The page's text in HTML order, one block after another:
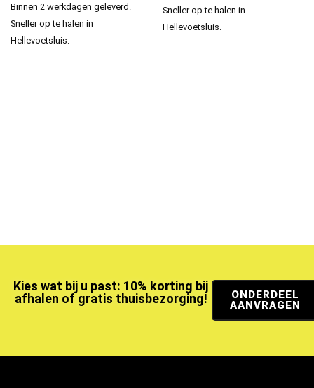
Binnen 2 werkdagen geleverd.
Sneller op te halen in
Hellevoetsluis.
Sneller op te halen in
Hellevoetsluis.
Kies wat bij u past: 10% korting bij
afhalen of gratis thuisbezorging!
ONDERDEEL
AANVRAGEN